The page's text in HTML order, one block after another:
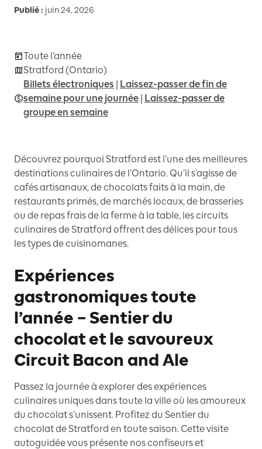
Publié : juin 24, 2026
Toute l’année
Stratford (Ontario)
Billets électroniques | Laissez-passer de fin de
semaine pour une journée | Laissez-passer de
groupe en semaine
Découvrez pourquoi Stratford est l’une des meilleures
destinations culinaires de l’Ontario. Qu’il s’agisse de
cafés artisanaux, de chocolats faits à la main, de
restaurants primés, de marchés locaux, de brasseries
ou de repas frais de la ferme à la table, les circuits
culinaires de Stratford offrent des délices pour tous
les types de cuisinomanes.
Expériences
gastronomiques toute
l’année – Sentier du
chocolat et le savoureux
Circuit Bacon and Ale
Passez la journée à explorer des expériences
culinaires uniques dans toute la ville où les amoureux
du chocolat s’unissent. Profitez du Sentier du
chocolat de Stratford en toute saison. Cette visite
autoguidée vous présente nos confiseurs et